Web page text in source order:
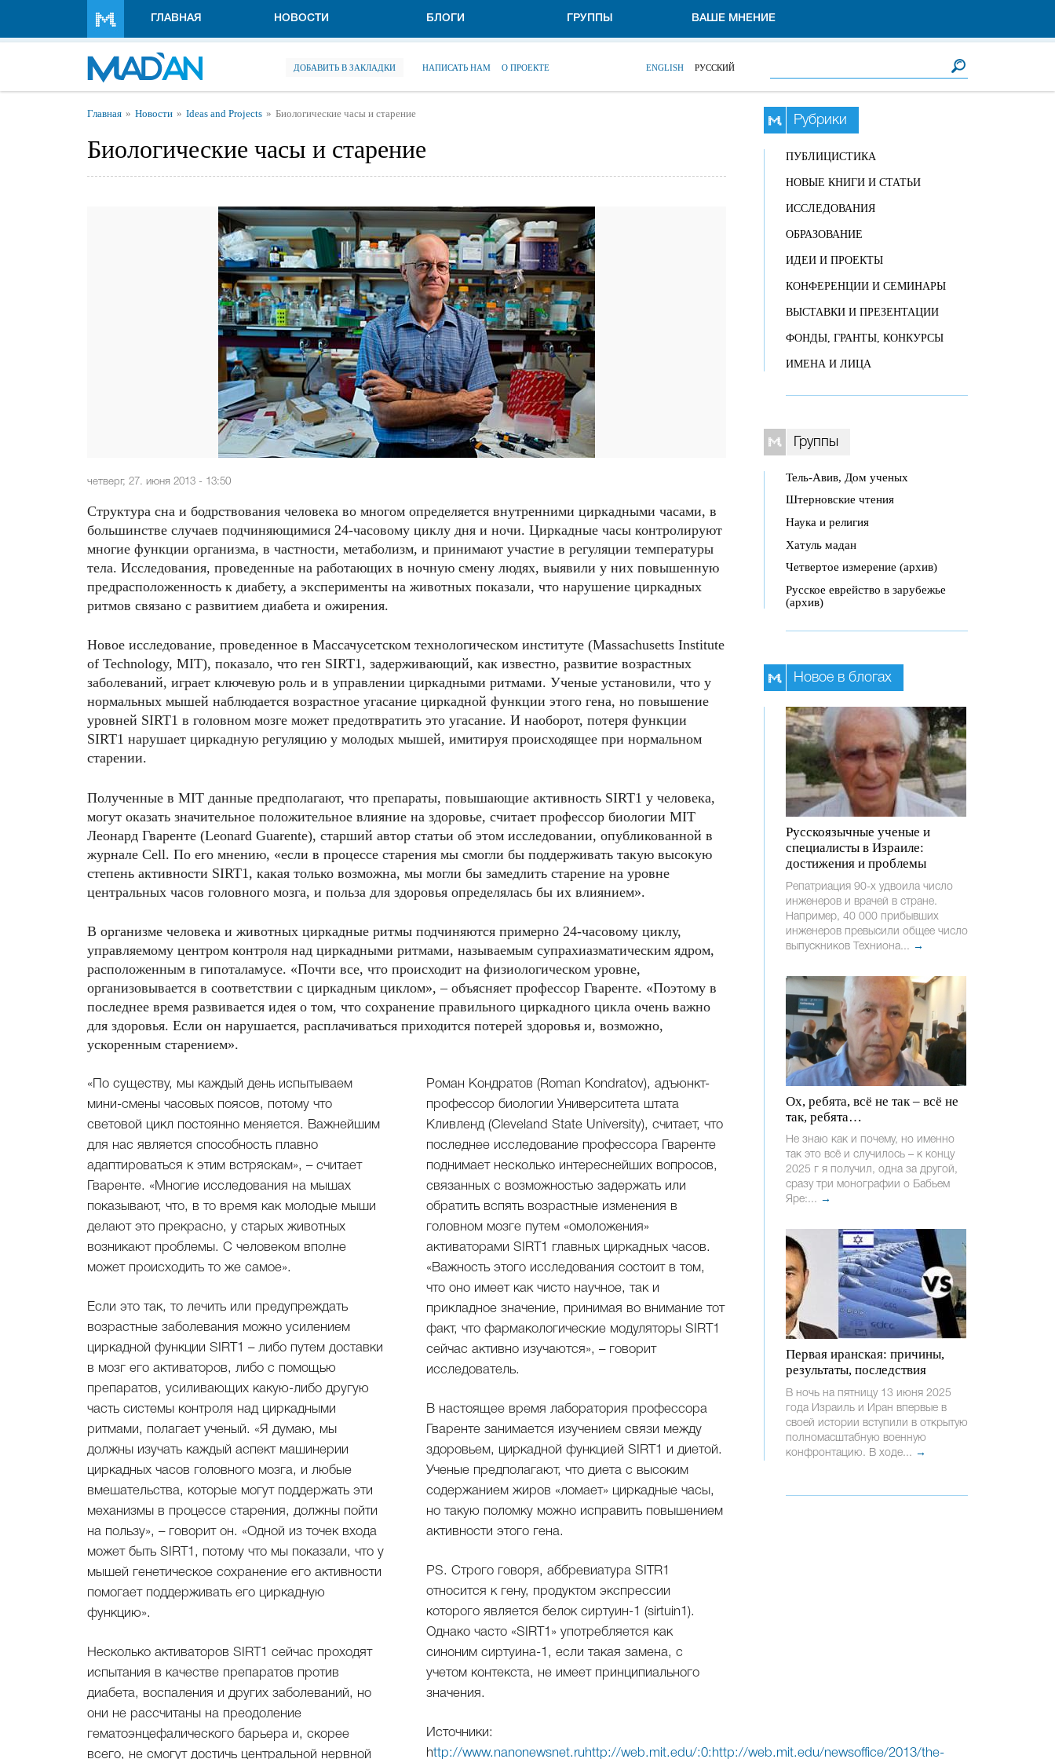
ГЛАВНАЯ НОВОСТИ БЛОГИ ГРУППЫ ВАШЕ МНЕНИЕ
ДОБАВИТЬ В ЗАКЛАДКИ НАПИСАТЬ НАМ О ПРОЕКТЕ ENGLISH РУССКИЙ
Вы здесь
Главная Новости Ideas and Projects Биологические часы и старение
Биологические часы и старение
четверг, 27. июня 2013 - 13:50
Структура сна и бодрствования человека во многом определяется внутренними циркадными часами, в
большинстве случаев подчиняющимися 24-часовому циклу дня и ночи. Циркадные часы контролируют
многие функции организма, в частности, метаболизм, и принимают участие в регуляции температуры
тела. Исследования, проведенные на работающих в ночную смену людях, выявили у них повышенную
предрасположенность к диабету, а эксперименты на животных показали, что нарушение циркадных
ритмов связано с развитием диабета и ожирения.
Новое исследование, проведенное в Массачусетском технологическом институте (Massachusetts Institute
of Technology, MIT), показало, что ген SIRT1, задерживающий, как известно, развитие возрастных
заболеваний, играет ключевую роль и в управлении циркадными ритмами. Ученые установили, что у
нормальных мышей наблюдается возрастное угасание циркадной функции этого гена, но повышение
уровней SIRT1 в головном мозге может предотвратить это угасание. И наоборот, потеря функции
SIRT1 нарушает циркадную регуляцию у молодых мышей, имитируя происходящее при нормальном
старении.
Полученные в MIT данные предполагают, что препараты, повышающие активность SIRT1 у человека,
могут оказать значительное положительное влияние на здоровье, считает профессор биологии MIT
Леонард Гваренте (Leonard Guarente), старший автор статьи об этом исследовании, опубликованной в
журнале Cell. По его мнению, «если в процессе старения мы смогли бы поддерживать такую высокую
степень активности SIRT1, какая только возможна, мы могли бы замедлить старение на уровне
центральных часов головного мозга, и польза для здоровья определялась бы их влиянием».
В организме человека и животных циркадные ритмы подчиняются примерно 24-часовому циклу,
управляемому центром контроля над циркадными ритмами, называемым супрахиазматическим ядром,
расположенным в гипоталамусе. «Почти все, что происходит на физиологическом уровне,
организовывается в соответствии с циркадным циклом», – объясняет профессор Гваренте. «Поэтому в
последнее время развивается идея о том, что сохранение правильного циркадного цикла очень важно
для здоровья. Если он нарушается, расплачиваться приходится потерей здоровья и, возможно,
ускоренным старением».
«По существу, мы каждый день испытываем
мини-смены часовых поясов, потому что
световой цикл постоянно меняется. Важнейшим
для нас является способность плавно
адаптироваться к этим встряскам», – считает
Гваренте. «Многие исследования на мышах
показывают, что, в то время как молодые мыши
делают это прекрасно, у старых животных
возникают проблемы. С человеком вполне
может происходить то же самое».
Если это так, то лечить или предупреждать
возрастные заболевания можно усилением
циркадной функции SIRT1 – либо путем доставки
в мозг его активаторов, либо с помощью
препаратов, усиливающих какую-либо другую
часть системы контроля над циркадными
ритмами, полагает ученый. «Я думаю, мы
должны изучать каждый аспект машинерии
циркадных часов головного мозга, и любые
вмешательства, которые могут поддержать эти
механизмы в процессе старения, должны пойти
на пользу», – говорит он. «Одной из точек входа
может быть SIRT1, потому что мы показали, что у
мышей генетическое сохранение его активности
помогает поддерживать его циркадную
функцию».
Несколько активаторов SIRT1 сейчас проходят
испытания в качестве препаратов против
диабета, воспаления и других заболеваний, но
они не рассчитаны на преодоление
гематоэнцефалического барьера и, скорее
всего, не смогут достичь центральной нервной
Роман Кондратов (Roman Kondratov), адъюнкт-
профессор биологии Университета штата
Кливленд (Cleveland State University), считает, что
последнее исследование профессора Гваренте
поднимает несколько интереснейших вопросов,
связанных с возможностью задержать или
обратить вспять возрастные изменения в
головном мозге путем «омоложения»
активаторами SIRT1 главных циркадных часов.
«Важность этого исследования состоит в том,
что оно имеет как чисто научное, так и
прикладное значение, принимая во внимание тот
факт, что фармакологические модуляторы SIRT1
сейчас активно изучаются», – говорит
исследователь.
В настоящее время лаборатория профессора
Гваренте занимается изучением связи между
здоровьем, циркадной функцией SIRT1 и диетой.
Ученые предполагают, что диета с высоким
содержанием жиров «ломает» циркадные часы,
но такую поломку можно исправить повышением
активности этого гена.
PS. Строго говоря, аббревиатура SITR1
относится к гену, продуктом экспрессии
которого является белок сиртуин-1 (sirtuin1).
Однако часто «SIRT1» употребляется как
синоним сиртуина-1, если такая замена, с
учетом контекста, не имеет принципиального
значения.
Источники:
http://www.nanonewsnet.ru http://web.mit.edu/:0:http://web.mit.edu/newsoffice/2013/the-
Рубрики
ПУБЛИЦИСТИКА
НОВЫЕ КНИГИ И СТАТЬИ
ИССЛЕДОВАНИЯ
ОБРАЗОВАНИЕ
ИДЕИ И ПРОЕКТЫ
КОНФЕРЕНЦИИ И СЕМИНАРЫ
ВЫСТАВКИ И ПРЕЗЕНТАЦИИ
ФОНДЫ, ГРАНТЫ, КОНКУРСЫ
ИМЕНА И ЛИЦА
Группы
Тель-Авив, Дом ученых
Штерновские чтения
Наука и религия
Хатуль мадан
Четвертое измерение (архив)
Русское еврейство в зарубежье
(архив)
Новое в блогах
Русскоязычные ученые и
специалисты в Израиле:
достижения и проблемы
Репатриация 90-х удвоила число
инженеров и врачей в стране.
Например, 40 000 прибывших
инженеров превысили общее число
выпускников Техниона... →
Ох, ребята, всё не так – всё не
так, ребята…
Не знаю как и почему, но именно
так это всё и случилось – к концу
2025 г я получил, одна за другой,
сразу три монографии о Бабьем
Яре:... →
Первая иранская: причины,
результаты, последствия
В ночь на пятницу 13 июня 2025
года Израиль и Иран впервые в
своей истории вступили в открытую
полномасштабную военную
конфронтацию. В ходе... →